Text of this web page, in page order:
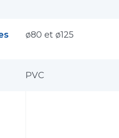
ø80 et ø125
PVC